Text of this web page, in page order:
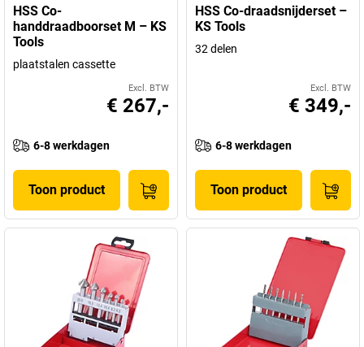
HSS Co-
handdraadboorset M – KS
Tools
plaatstalen cassette
Excl. BTW
€ 267,-
6-8 werkdagen
Toon product
HSS Co-draadsnijderset –
KS Tools
32 delen
Excl. BTW
€ 349,-
6-8 werkdagen
Toon product